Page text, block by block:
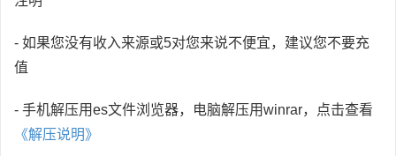
- 如果您没有收入来源或5对您来说不便宜，建议您不要充
值
- 手机解压用es文件浏览器，电脑解压用winrar，点击查看
《解压说明》